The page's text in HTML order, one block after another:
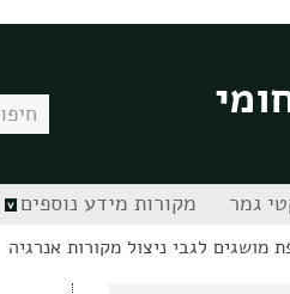
גמר מקורות מידע נוספים
מושגים לגבי ניצול מקורות אנרגיה